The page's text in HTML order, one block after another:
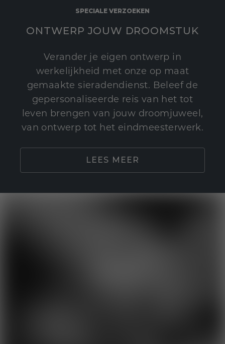
SPECIALE VERZOEKEN
ONTWERP JOUW DROOMSTUK
Verander je eigen ontwerp in
werkelijkheid met onze op maat
gemaakte sieradendienst. Beleef de
gepersonaliseerde reis van het tot
leven brengen van jouw droomjuweel,
van ontwerp tot het eindmeesterwerk.
LEES MEER